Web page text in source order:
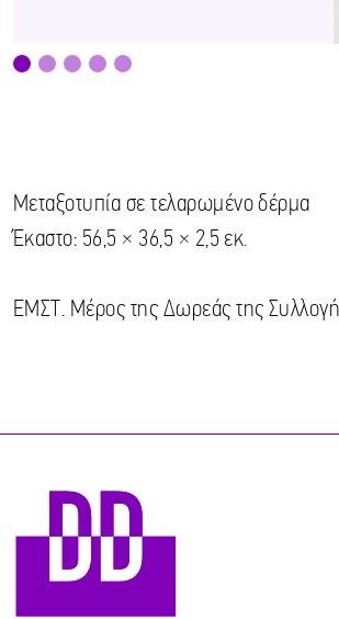
Μεταξοτυπία σε τελαρωμένο δέρμα
Έκαστο: 56,5 × 36,5 × 2,5 εκ.
ΕΜΣΤ. Μέρος της Δωρεάς της